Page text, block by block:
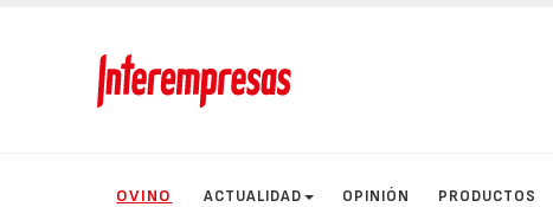
OVINO ACTUALIDAD OPINIÓN PRODUCTOS